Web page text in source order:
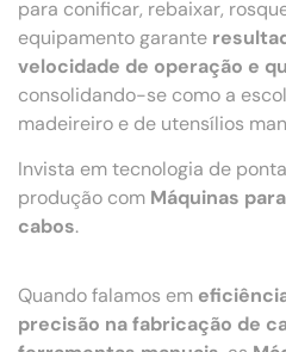
para conificar, rebaixar,
equipamento garante
velocidade de operação e
consolidando-se como a
madeireiro e de utensílios
Invista em tecnologia de
produção com Máquinas
cabos.
Quando falamos em
precisão na fabricação de